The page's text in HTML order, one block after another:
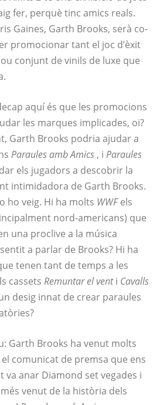
fer, perquè tinc amics reals.
Gaines, Garth Brooks, serà co-
promocionar tant el joc d’èxit
conjunt de vinils de luxe que
aquí és que les promocions
les marques implicades, oi?
Garth Brooks podria ajudar a
Paraules amb Amics , i Paraules
els jugadors a descobrir la
intimidadora de Garth Brooks.
ho veig. Hi ha molts WWFels
nord-americans) que
una proclive a la música
a parlar de Brooks? Hi ha
tenen tant de temps a les
cassets Remuntar el venti Cavalls
desig innat de crear paraules
Garth Brooks ha venut molts
comunicat de premsa que ens
va anar Diamond set vegades i
venut de la història dels